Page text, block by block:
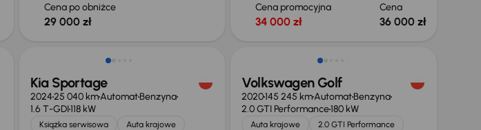
Cena po obniżce
29 000 zł
Cena promocyjna
34 000 zł
Cena
36 000 zł
Kia Sportage
202425 040 kmAutomatBenzyna
1.6 T-GDI118 kW
Książka serwisowa
Auta krajowe
Taniej o 2 000 zł
Volkswagen Golf
2020145 245 kmAutomatBenzyna
2.0 GTI Performance180 kW
Auta krajowe 2.0 GTI Performance